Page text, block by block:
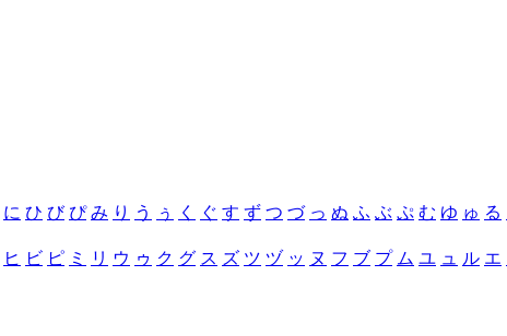
に ひ び ぴ み り う ぅ く ぐ す ず つ づ っ ぬ ふ ぶ ぷ む ゆ ゅ る
ヒ ビ ピ ミ リ ウ ゥ ク グ ス ズ ツ ヅ ッ ヌ フ ブ プ ム ユ ュ ル エ